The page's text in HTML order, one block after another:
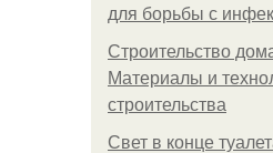
для борьбы с
Строительство
Материалы и
строительства
Свет в конце